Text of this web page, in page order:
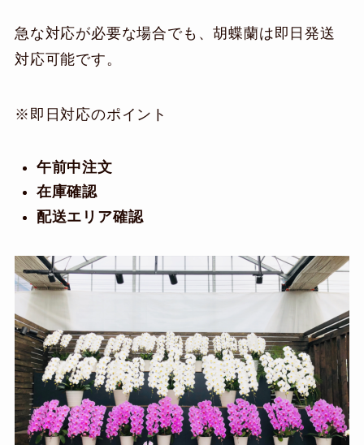
急な対応が必要な場合でも、胡蝶蘭は即日発送
対応可能です。
※即日対応のポイント
午前中注文
在庫確認
配送エリア確認